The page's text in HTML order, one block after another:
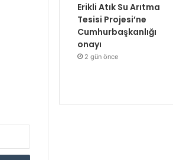
Erikli Atık Su Arıtma
Tesisi Projesi’ne
Cumhurbaşkanlığı
onayı
2 gün önce